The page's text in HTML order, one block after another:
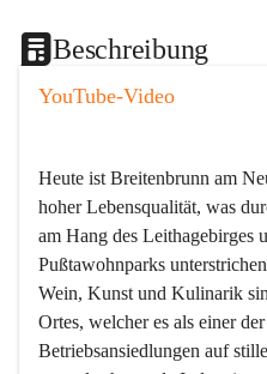
Beschreibung
YouTube-Video
Heute ist Breitenbrunn am
hoher Lebensqualität, was
am Hang des Leithagebirges
Pußtawohnparks
Wein, Kunst und Kulinarik
Ortes, welcher es als einer
Betriebsansiedlungen auf